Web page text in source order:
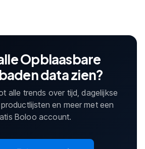
Opblaasbare
data zien?
alle trends over tijd, dagelijkse
en meer met een
Boloo account.